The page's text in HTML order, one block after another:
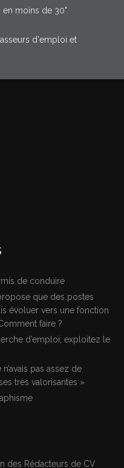
moins de 30".
d'emploi et
de conduire
que des postes
évoluer vers une fonction
faire ?
d’emploi, exploitez le
pas assez de
très valorisantes »
des Rédacteurs de CV